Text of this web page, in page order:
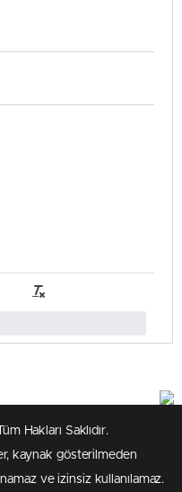
Hakları Saklıdır.
kaynak gösterilmeden
ve izinsiz kullanılamaz.